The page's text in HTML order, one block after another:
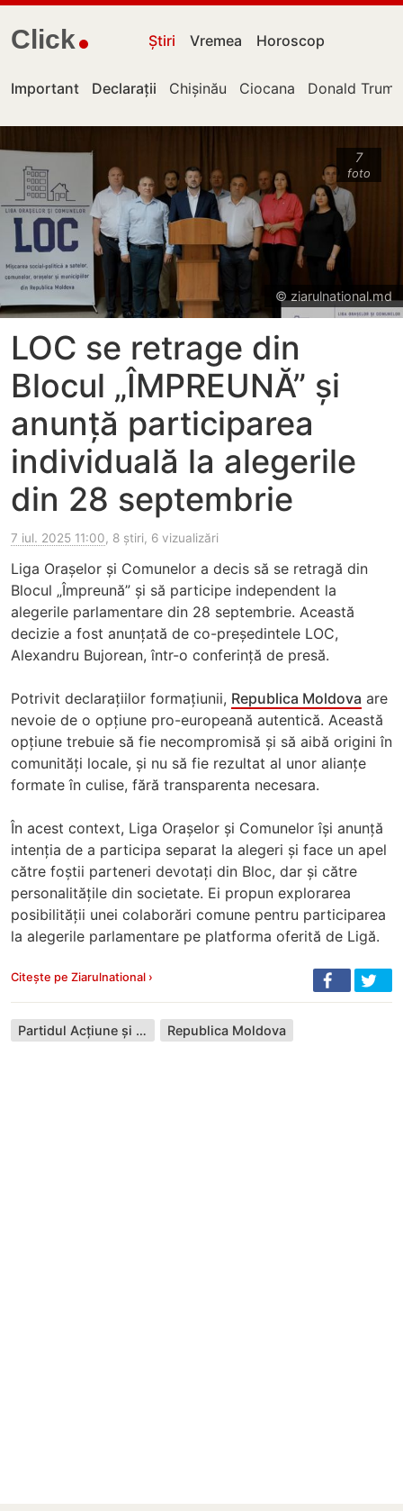
Click Știri Vremea Horoscop
Important Declarații Chișinău Ciocana Donald Trump
7
foto
© ziarulnational.md
LOC se retrage din
Blocul „ÎMPREUNĂ” și
anunță participarea
individuală la alegerile
din 28 septembrie
7 iul. 2025 11:00, 8 știri, 6 vizualizări
Liga Orașelor și Comunelor a decis să se retragă din
Blocul „Împreună” și să participe independent la
alegerile parlamentare din 28 septembrie. Această
decizie a fost anunțată de co-președintele LOC,
Alexandru Bujorean, într-o conferință de presă.
Potrivit declarațiilor formațiunii, Republica Moldova are
nevoie de o opțiune pro-europeană autentică. Această
opțiune trebuie să fie necompromisă și să aibă origini în
comunități locale, și nu să fie rezultat al unor alianțe
formate în culise, fără transparenta necesara.
În acest context, Liga Orașelor și Comunelor își anunță
intenția de a participa separat la alegeri și face un apel
către foștii parteneri devotați din Bloc, dar și către
personalitățile din societate. Ei propun explorarea
posibilității unei colaborări comune pentru participarea
la alegerile parlamentare pe platforma oferită de Ligă.
Citește pe Ziarulnational ›
Partidul Acțiune și Solidaritate Republica Moldova